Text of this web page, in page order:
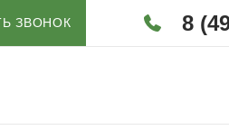
ЗВОНОК 8